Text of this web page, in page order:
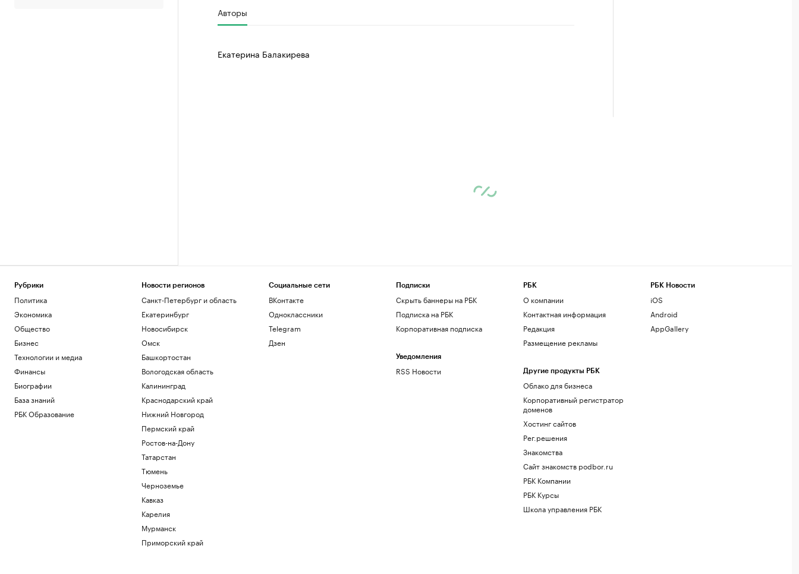
Авторы
Екатерина Балакирева
Рубрики
Политика
Экономика
Общество
Бизнес
Технологии и медиа
Финансы
Биографии
База знаний
РБК Образование
Новости регионов
Санкт-Петербург и область
Екатеринбург
Новосибирск
Омск
Башкортостан
Вологодская область
Калининград
Краснодарский край
Нижний Новгород
Пермский край
Ростов-на-Дону
Татарстан
Тюмень
Черноземье
Кавказ
Карелия
Мурманск
Приморский край
Социальные сети
ВКонтакте
Одноклассники
Telegram
Дзен
Подписки
Скрыть баннеры на РБК
Подписка на РБК
Корпоративная подписка
Уведомления
RSS Новости
РБК
О компании
Контактная информация
Редакция
Размещение рекламы
Другие продукты РБК
Облако для бизнеса
Корпоративный регистратор
доменов
Хостинг сайтов
Рег.решения
Знакомства
Сайт знакомств podbor.ru
РБК Компании
РБК Курсы
Школа управления РБК
РБК Новости
iOS
Android
AppGallery